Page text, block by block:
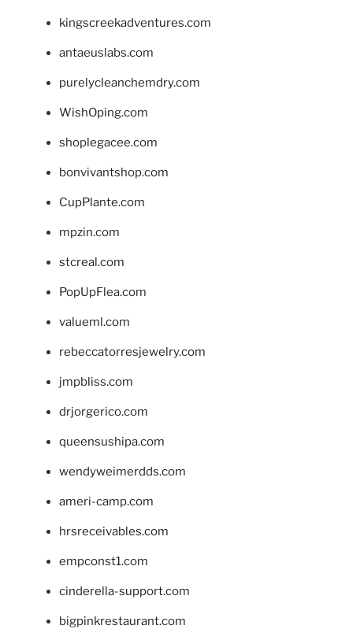
kingscreekadventures.com
antaeuslabs.com
purelycleanchemdry.com
WishOping.com
shoplegacee.com
bonvivantshop.com
CupPlante.com
mpzin.com
stcreal.com
PopUpFlea.com
valueml.com
rebeccatorresjewelry.com
jmpbliss.com
drjorgerico.com
queensushipa.com
wendyweimerdds.com
ameri-camp.com
hrsreceivables.com
empconst1.com
cinderella-support.com
bigpinkrestaurant.com